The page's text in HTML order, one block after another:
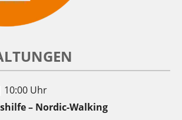
10:00 Uhr
– Nordic-Walking